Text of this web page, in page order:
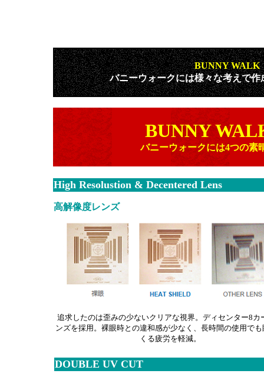
BUNNY WALK
バニーウォークには様々な考えで
BUNNY
バニーウォークには4つの素
High Resolustion & Decentered Lens
高解像度レンズ
追求したのは歪みの少ないクリアな視界。ディセンター8カ
ンズを採用。裸眼時との違和感が少なく、長時間の使用でも
くる疲労を軽減。
DOUBLE UV CUT